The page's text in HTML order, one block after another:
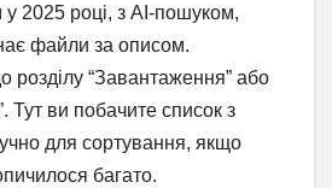
2025 році, з AI-пошуком,
файли за описом.
розділу “Завантаження” або
Тут ви побачите список з
для сортування, якщо
багато.